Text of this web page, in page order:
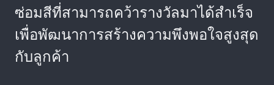
ซ่อมสีที่สามารถคว้ารางวัลมาได้สำเร็จ
เพื่อพัฒนาการสร้างความพึงพอใจสูงสุด
กับลูกค้า